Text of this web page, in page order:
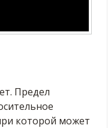
Предел
которой может